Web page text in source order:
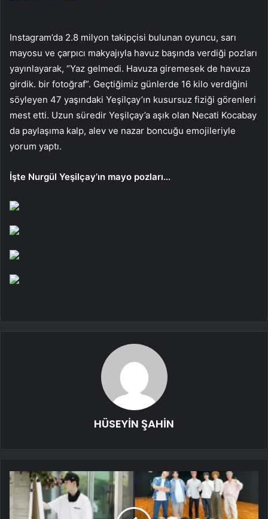
Instagram’da 2.8 milyon takipçisi bulunan oyuncu, sarı
mayosu ve çarpıcı makyajıyla havuz başında verdiği pozları
yayınlayarak, “Yaz gelmedi. Havuza giremesek de havuza
girdik. bir fotoğraf”. Geçtiğimiz günlerde 16 kilo verdiğini
söyleyen 47 yaşındaki Yeşilçay’ın kusursuz fiziği görenleri
mest etti. Uzun süredir Yeşilçay’a aşık olan Necati Kocabay
da paylaşıma kalp, alev ve nazar boncuğu emojileriyle
yorum yaptı.
İşte Nurgül Yeşilçay’ın mayo pozları…
HÜSEYİN ŞAHİN